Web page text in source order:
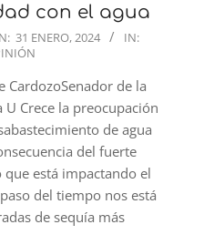
con el agua
31 ENERO, 2024
IN:
CardozoSenador de la
Crece la preocupación
de agua
del fuerte
está impactando el
del tiempo nos está
de sequía más